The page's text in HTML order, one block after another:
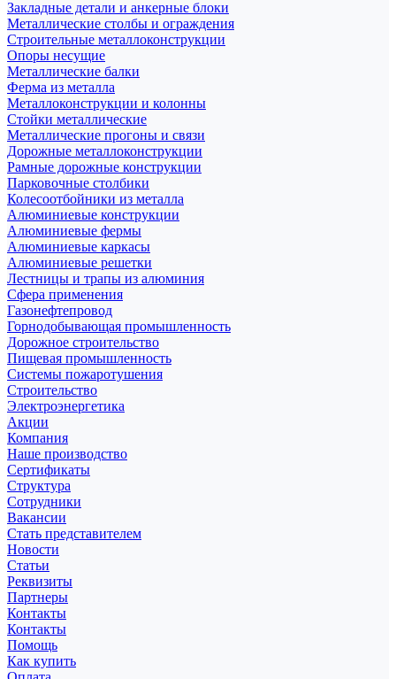
Закладные детали и анкерные блоки
Металлические столбы и ограждения
Строительные металлоконструкции
Опоры несущие
Металлические балки
Ферма из металла
Металлоконструкции и колонны
Стойки металлические
Металлические прогоны и связи
Дорожные металлоконструкции
Рамные дорожные конструкции
Парковочные столбики
Колесоотбойники из металла
Алюминиевые конструкции
Алюминиевые фермы
Алюминиевые каркасы
Алюминиевые решетки
Лестницы и трапы из алюминия
Сфера применения
Газонефтепровод
Горнодобывающая промышленность
Дорожное строительство
Пищевая промышленность
Системы пожаротушения
Строительство
Электроэнергетика
Акции
Компания
Наше производство
Сертификаты
Структура
Сотрудники
Вакансии
Стать представителем
Новости
Статьи
Реквизиты
Партнеры
Контакты
Контакты
Помощь
Как купить